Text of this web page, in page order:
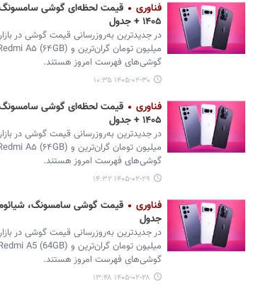
فناوری
۱۴۰۵ + جدول
گوشی‌های فهرست امروز هستند.
۱۴۰۵-۰۲-۳۰ ۱۰:۳۵
فناوری
۱۴۰۵ + جدول
گوشی‌های فهرست امروز هستند.
۱۴۰۵-۰۲-۲۹ ۱۴:۳۲
فناوری
جدول
گوشی‌های فهرست امروز هستند.
۱۴۰۵-۰۲-۲۸ ۱۳:۴۸